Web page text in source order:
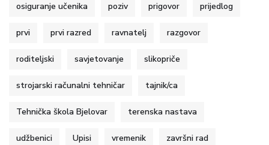
osiguranje učenika poziv prigovor prijedlog
prvi prvi razred ravnatelj razgovor
roditeljski savjetovanje slikopriče
strojarski računalni tehničar tajnik/ca
Tehnička škola Bjelovar terenska nastava
udžbenici Upisi vremenik završni rad